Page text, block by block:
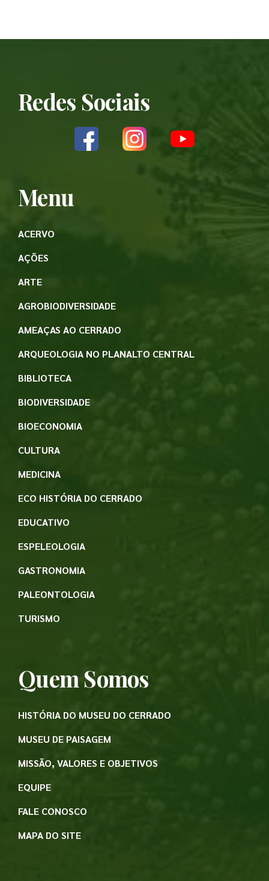
Redes Sociais
Menu
ACERVO
AÇÕES
ARTE
AGROBIODIVERSIDADE
AMEAÇAS AO CERRADO
ARQUEOLOGIA NO PLANALTO CENTRAL
BIBLIOTECA
BIODIVERSIDADE
BIOECONOMIA
CULTURA
MEDICINA
ECO HISTÓRIA DO CERRADO
EDUCATIVO
ESPELEOLOGIA
GASTRONOMIA
PALEONTOLOGIA
TURISMO
Quem Somos
HISTÓRIA DO MUSEU DO CERRADO
MUSEU DE PAISAGEM
MISSÃO, VALORES E OBJETIVOS
EQUIPE
FALE CONOSCO
MAPA DO SITE